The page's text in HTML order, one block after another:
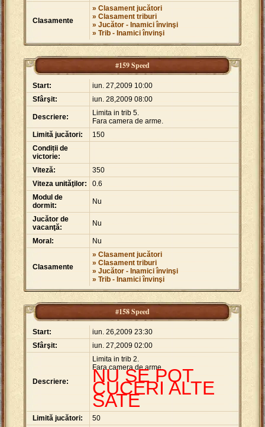
Clasamente
» Clasament jucători
» Clasament triburi
» Jucător - Inamici învinşi
» Trib - Inamici învinşi
#159 Speed
Start:
iun. 27,2009 10:00
Sfârşit:
iun. 28,2009 08:00
Descriere:
Limita in trib 5.
Fara camera de arme.
Limită jucători:
150
Condiții de
victorie:
Viteză:
350
Viteza unităţilor:
0.6
Modul de
dormit:
Nu
Jucător de
vacanţă:
Nu
Moral: Nu
Clasamente
» Clasament jucători
» Clasament triburi
» Jucător - Inamici învinşi
» Trib - Inamici învinşi
#158 Speed
Start:
iun. 26,2009 23:30
Sfârşit:
iun. 27,2009 02:00
Descriere:
Limita in trib 2.
Fara camera de arme.
NU SE POT
CUCERI ALTE
SATE
Limită jucători:
50